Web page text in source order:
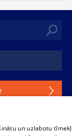
данных,
un uzlabotu